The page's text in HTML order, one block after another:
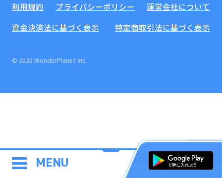
MENU
利用規約 プライバシーポリシー
運営会社について
資金決済法に基づく表示
特定商取引法に基づく表示
© 2020 WonderPlanet Inc.